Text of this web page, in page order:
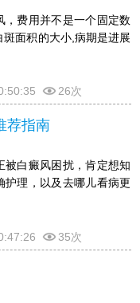
，费用并不是一个固定数
面积的大小,病期是进展
26次
荐指南
被白癜风困扰，肯定想知
护理，以及去哪儿看病更
35次